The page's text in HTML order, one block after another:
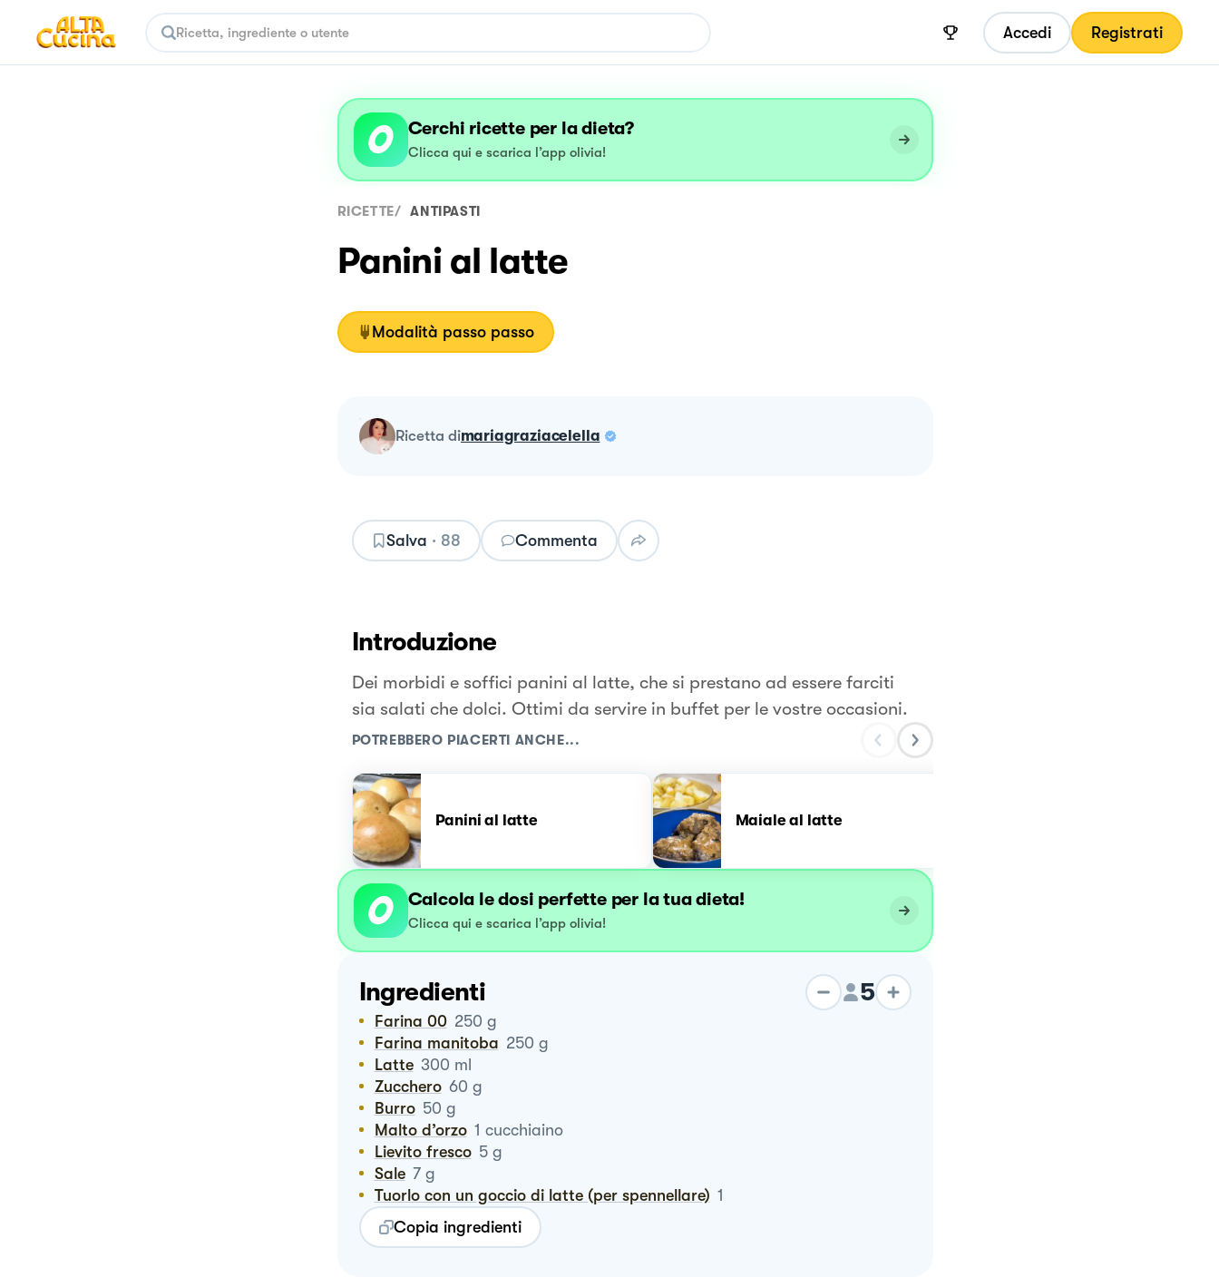
Accedi Registrati
Cerchi ricette per la dieta?
Clicca qui e scarica l’app olivia!
RICETTE/ ANTIPASTI
Panini al latte
Modalità passo passo
ricetta dimariagraziacelella
Salva · 88 Commenta
Introduzione
Dei morbidi e soffici panini al latte, che si prestano ad essere farciti
sia salati che dolci. Ottimi da servire in buffet per le vostre occasioni.
POTREBBERO PIACERTI ANCHE...
Panini al latte Maiale al latte
Calcola le dosi perfette per la tua dieta!
Clicca qui e scarica l’app olivia!
Ingredienti 5
Farina 00 250 g
Farina manitoba 250 g
Latte 300 ml
Zucchero 60 g
Burro 50 g
Malto d’orzo 1 cucchiaino
Lievito fresco 5 g
Sale 7 g
Tuorlo con un goccio di latte (per spennellare) 1
Copia ingredienti